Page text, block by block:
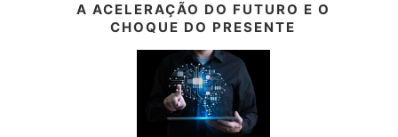
A ACELERAÇÃO DO FUTURO E O
CHOQUE DO PRESENTE